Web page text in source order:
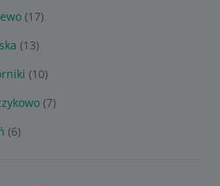
(17)
(13)
(10)
(7)
(6)